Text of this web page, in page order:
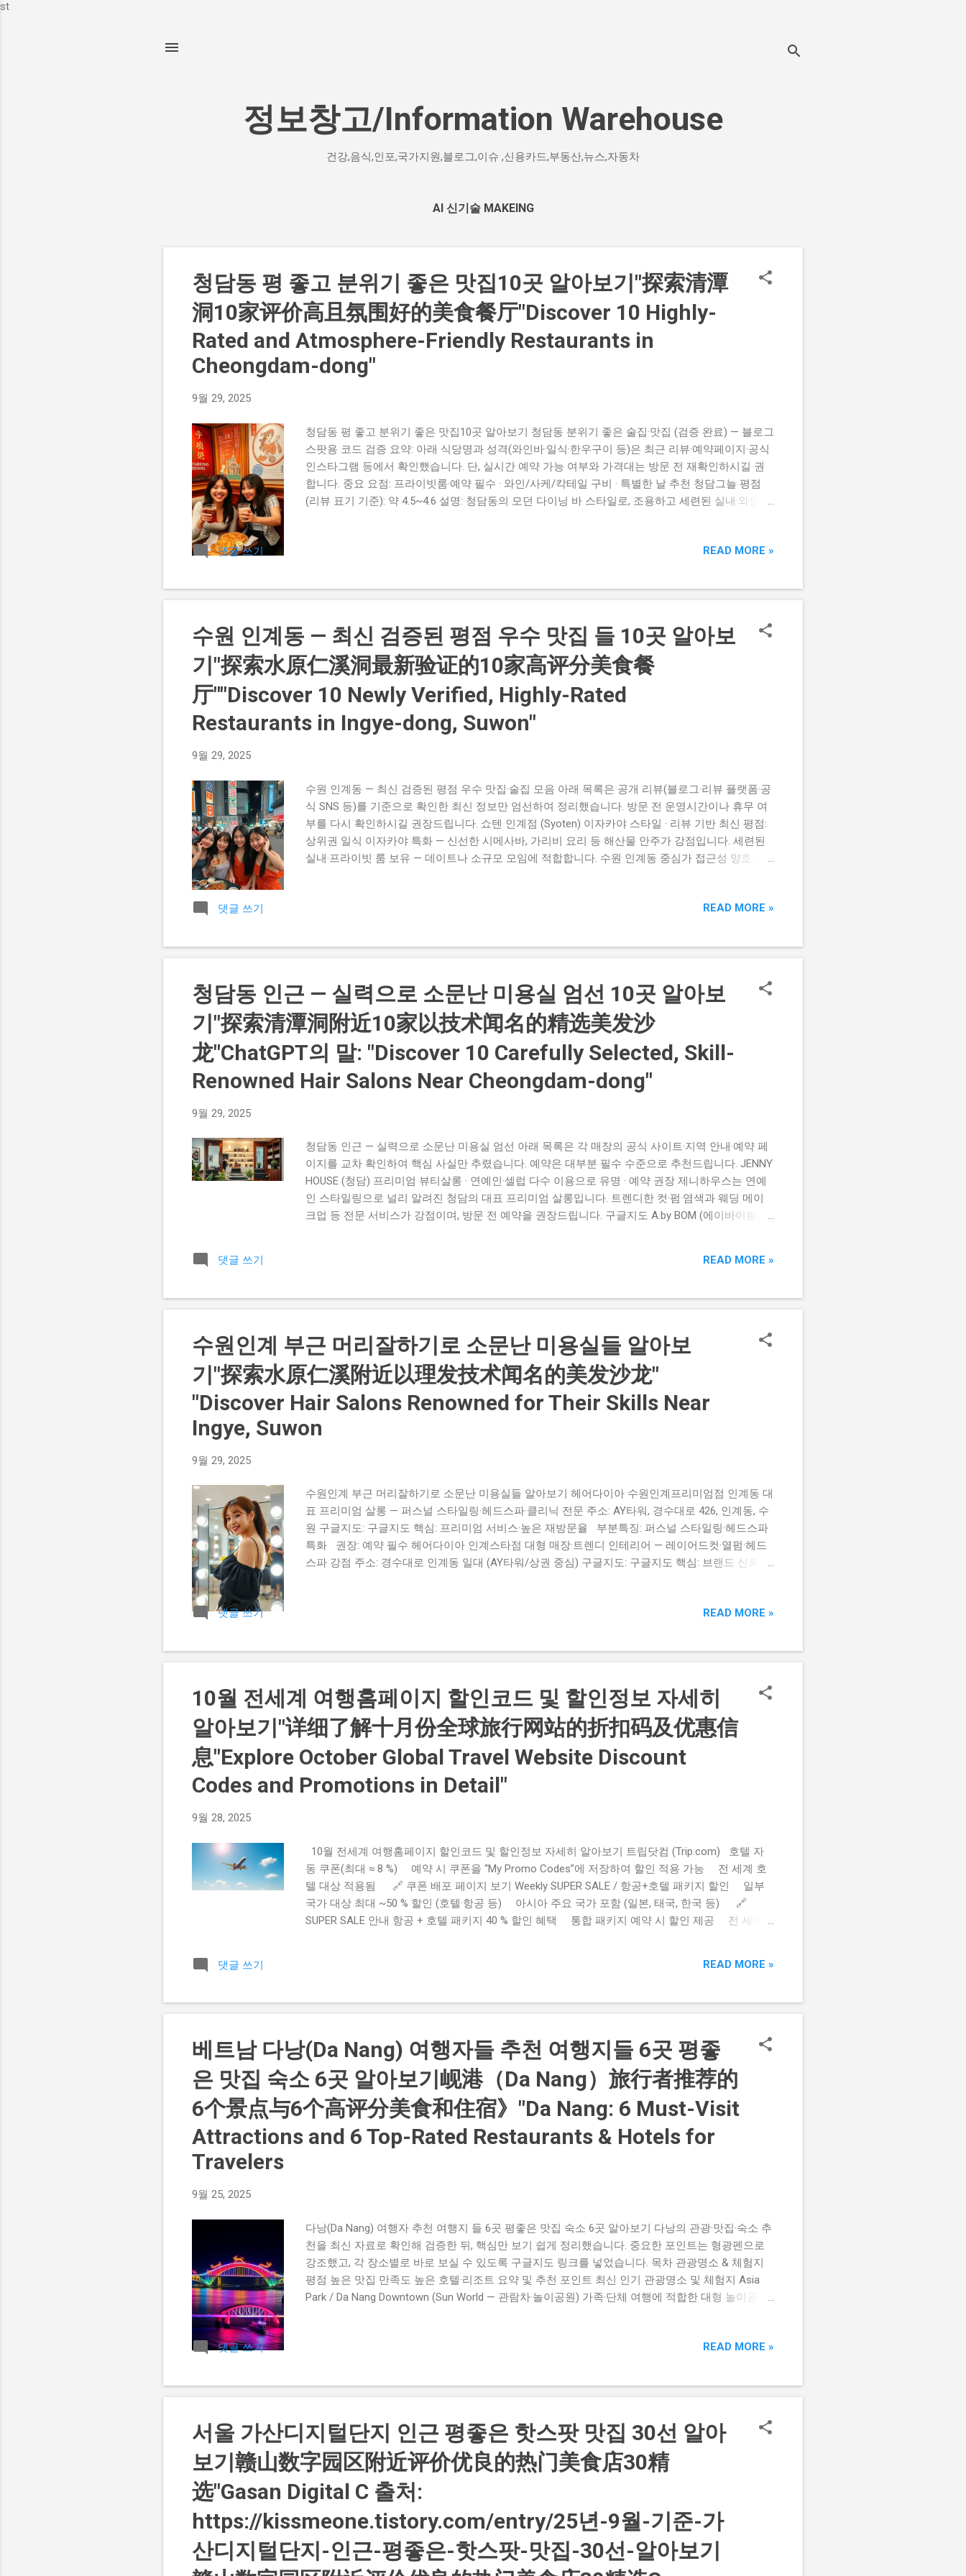
st
정보창고/Information Warehouse
건강,음식,인포,국가지원,블로그,이슈 ,신용카드,부동산,뉴스,자동차
AI 신기술 MAKEING
청담동 평 좋고 분위기 좋은 맛집10곳 알아보기"探索清潭
洞10家评价高且氛围好的美食餐厅"Discover 10 Highly-
Rated and Atmosphere-Friendly Restaurants in
Cheongdam-dong"
9월 29, 2025
청담동 평 좋고 분위기 좋은 맛집10곳 알아보기 청담동 분위기 좋은 술집·맛집 (검증 완료) — 블로그
스팟용 코드 검증 요약: 아래 식당명과 성격(와인바·일식·한우구이 등)은 최근 리뷰·예약페이지·공식
인스타그램 등에서 확인했습니다. 단, 실시간 예약 가능 여부와 가격대는 방문 전 재확인하시길 권
합니다. 중요 요점: 프라이빗룸·예약 필수 · 와인/사케/칵테일 구비 · 특별한 날 추천 청담그늘 평점
(리뷰 표기 기준): 약 4.5~4.6 설명: 청담동의 모던 다이닝 바 스타일로, 조용하고 세련된 실내·와인리
특별한 날에 적합합니다. 구글지도 뜨락 (Tteurak) — 프리미엄 한우구이 성격: 한우구이·와인 보유 ·
로 모임에 인기입니다. 구글지도 영동교집 (Yeongdong Gyojip) — 한식/고기 성격: 전통 한우·갈비·육
회류 설명: 실사용자 리뷰에서 꾸준히 호평을 받는 한식 고깃집으로 가족·단체 모임에 잘 맞는 구조
입니다. 구글지도 어슬청담 (Aseul Cheongdam) 성격: 모던 한식 파인다이닝, 마카롱리·마카롱리 언
급 리뷰 존재 설명: 모던한식 코스와 마카롱리·와인 페어링을 제공하는 파인다이닝 스타일의 매장입
니다. 구글지도 일드청담 (Ile de Cheongdam) 성격: 유러피언 코스요리·와인 바 설명: 코스 중심의 유
러피언 감성 레스토랑으로 프라이빗한 모임에 추천되는 곳입니다. 구글지도 L'Amitié Cheongd...
댓글 쓰기 READ MORE »
수원 인계동 — 최신 검증된 평점 우수 맛집 들 10곳 알아보
기"探索水原仁溪洞最新验证的10家高评分美食餐
厅""Discover 10 Newly Verified, Highly-Rated
Restaurants in Ingye-dong, Suwon"
9월 29, 2025
수원 인계동 — 최신 검증된 평점 우수 맛집·술집 모음 아래 목록은 공개 리뷰(블로그·리뷰 플랫폼·공
식 SNS 등)를 기준으로 확인한 최신 정보만 엄선하여 정리했습니다. 방문 전 운영시간이나 휴무 여
부를 다시 확인하시길 권장드립니다. 쇼텐 인계점 (Syoten) 이자카야 스타일 · 리뷰 기반 최신 평점:
상위권 일식 이자카야 특화 — 신선한 시메사바, 가리비 요리 등 해산물 안주가 강점입니다. 세련된
실내·프라이빗 룸 보유 — 데이트나 소규모 모임에 적합합니다. 수원 인계동 중심가 접근성 양호 구
리에도 접근성이 좋습니다. 현지 리뷰에서 회식·모임 추천도가 높음 구글지도 합플레이스 수원인계
자주 추천됩니다. 대표 메뉴: 수육튀김 — 블로그·리뷰에서 꾸준히 긍정 피드백을 받는 메뉴입니다.
주차/대형 모임 편의성 장점 구글지도 페리 라운지 (Perry Lounge) 루프탑/테라스형 분위기 좋은 라
두 가능 — 파스타·돈까스 등 양식 메뉴와 주류 조합이 인기입니다. 수원시청역 도보 접근성 우수 구
글지도 ...
댓글 쓰기 READ MORE »
청담동 인근 — 실력으로 소문난 미용실 엄선 10곳 알아보
기"探索清潭洞附近10家以技术闻名的精选美发沙
龙"ChatGPT의 말: "Discover 10 Carefully Selected, Skill-
Renowned Hair Salons Near Cheongdam-dong"
9월 29, 2025
청담동 인근 — 실력으로 소문난 미용실 엄선 아래 목록은 각 매장의 공식 사이트·지역 안내·예약 페
이지를 교차 확인하여 핵심 사실만 추렸습니다. 예약은 대부분 필수 수준으로 추천드립니다. JENNY
HOUSE (청담) 프리미엄 뷰티살롱 · 연예인·셀럽 다수 이용으로 유명 · 예약 권장 제니하우스는 연예
인 스타일링으로 널리 알려진 청담의 대표 프리미엄 살롱입니다. 트렌디한 컷·펌·염색과 웨딩 메이
크업 등 전문 서비스가 강점이며, 방문 전 예약을 권장드립니다. 구글지도 A.by BOM (에이바이봄) 스
있는 편이니 사전 예약을 권합니다. 구글지도 Foresta (포레스타 청담점) AVEDA 정식 파트너 · 케어
제공합니다. 자연스러운 볼륨감, 관리 위주의 컷트와 트리트먼트가 강점입니다. 구글지도 순수 (청
고객들에게 평판이 좋은 실력파 샵입니다. 잔머리 정리, 헤어라인 보정, 자연스러운 펌·매직 스타일
을 선호하는 분께 적합합니다. ...
댓글 쓰기 READ MORE »
수원인계 부근 머리잘하기로 소문난 미용실들 알아보
기"探索水原仁溪附近以理发技术闻名的美发沙龙"
"Discover Hair Salons Renowned for Their Skills Near
Ingye, Suwon
9월 29, 2025
수원인계 부근 머리잘하기로 소문난 미용실들 알아보기 헤어다이아 수원인계프리미엄점 인계동 대
표 프리미엄 살롱 — 퍼스널 스타일링·헤드스파·클리닉 전문 주소: AY타워, 경수대로 426, 인계동, 수
원 구글지도: 구글지도 핵심: 프리미엄 서비스·높은 재방문율 부분특징: 퍼스널 스타일링·헤드스파
특화 권장: 예약 필수 헤어다이아 인계스타점 대형 매장·트렌디 인테리어 — 레이어드컷·열펌·헤드
스파 강점 주소: 경수대로 인계동 일대 (AY타워/상권 중심) 구글지도: 구글지도 핵심: 브랜드 신뢰·다
계동, 수원 구글지도: 구글지도 핵심: 오랜 경력 디자이너·안정적 시술 부분특징: 접근성 우수·카드
효원로308번길 16 (꿈에그린파크 인근), 인계동, 수원 구글지도: 구글지도 핵심: 1:1 맞춤·청결한 서
비스 부분특징: 예약제 운영 권장: 소규모 샵이라 예약 우선 박승철헤어스투디오 동수원홈플러스
인계동, 수원 구글지도: 구글지도 핵심: 교육 기반 서비스·주차 편의성 부분특징: 접근성(홈플러스
내) 우수 권장: 쇼핑·주차 후 방문 용이 ...
댓글 쓰기 READ MORE »
10월 전세계 여행홈페이지 할인코드 및 할인정보 자세히
알아보기"详细了解十月份全球旅行网站的折扣码及优惠信
息"Explore October Global Travel Website Discount
Codes and Promotions in Detail"
9월 28, 2025
10월 전세계 여행홈페이지 할인코드 및 할인정보 자세히 알아보기 트립닷컴 (Trip.com) 호텔 자
동 쿠폰(최대 ≈ 8 %) 예약 시 쿠폰을 “My Promo Codes”에 저장하여 할인 적용 가능 전 세계 호
텔 대상 적용됨 🔗 쿠폰 배포 페이지 보기 Weekly SUPER SALE / 항공+호텔 패키지 할인 일부
국가 대상 최대 ~50 % 할인 (호텔·항공 등) 아시아 주요 국가 포함 (일본, 태국, 한국 등) 🔗
SUPER SALE 안내 항공 + 호텔 패키지 40 % 할인 혜택 통합 패키지 예약 시 할인 제공 전 세계
(SimplyCodes) KGS8 코드 – 한국 호텔 추가 8 % 할인 한국 숙소 예약 시 제휴 할인코드로 추가 할
텔 딜 병행 할인 선택된 호텔은 최대 할인 + 코드 병행 가능 전 세계 호텔에 일부 적용 🔗 코
codes tested & working now. All agoda.com coupon codes tracked real-time by 25 active
shoppers. Plus 8% off codes. simplycodes.com 트립닷컴, 아고다 외에도 호텔스닷컴
(Hotels.com), 익스피디아(Expedia), KKday 등 다양한 예약 플랫폼에서 최신 할...
댓글 쓰기 READ MORE »
베트남 다낭(Da Nang) 여행자들 추천 여행지들 6곳 평좋
은 맛집 숙소 6곳 알아보기岘港（Da Nang）旅行者推荐的
6个景点与6个高评分美食和住宿》"Da Nang: 6 Must-Visit
Attractions and 6 Top-Rated Restaurants & Hotels for
Travelers
9월 25, 2025
다낭(Da Nang) 여행자 추천 여행지 들 6곳 평좋은 맛집 숙소 6곳 알아보기 다낭의 관광·맛집·숙소 추
천을 최신 자료로 확인해 검증한 뒤, 핵심만 보기 쉽게 정리했습니다. 중요한 포인트는 형광펜으로
강조했고, 각 장소별로 바로 보실 수 있도록 구글지도 링크를 넣었습니다. 목차 관광명소 & 체험지
평점 높은 맛집 만족도 높은 호텔·리조트 요약 및 추천 포인트 최신 인기 관광명소 및 체험지 Asia
Park / Da Nang Downtown (Sun World — 관람차·놀이공원) 가족·단체 여행에 적합한 대형 놀이공원,
추천. 구글지도 Da Nang Museum of Cham Sculpture (참 박물관) 참파 왕국 유물과 조각을 볼 수 있
미술관(Art in Paradise), 참박물관 등은 가족·단체와 문화 체험에 특히 추천합니다. 평점 높은 주요
맛집 Bistecca Italian Restaurant in Da Nang 현대적 이탈리안 레스토랑. 가족·단체 식사와 와인 페어
댓글 쓰기 READ MORE »
서울 가산디지털단지 인근 평좋은 핫스팟 맛집 30선 알아
보기赣山数字园区附近评价优良的热门美食店30精
选"Gasan Digital C 출처:
https://kissmeone.tistory.com/entry/25년-9월-기준-가
산디지털단지-인근-평좋은-핫스팟-맛집-30선-알아보기